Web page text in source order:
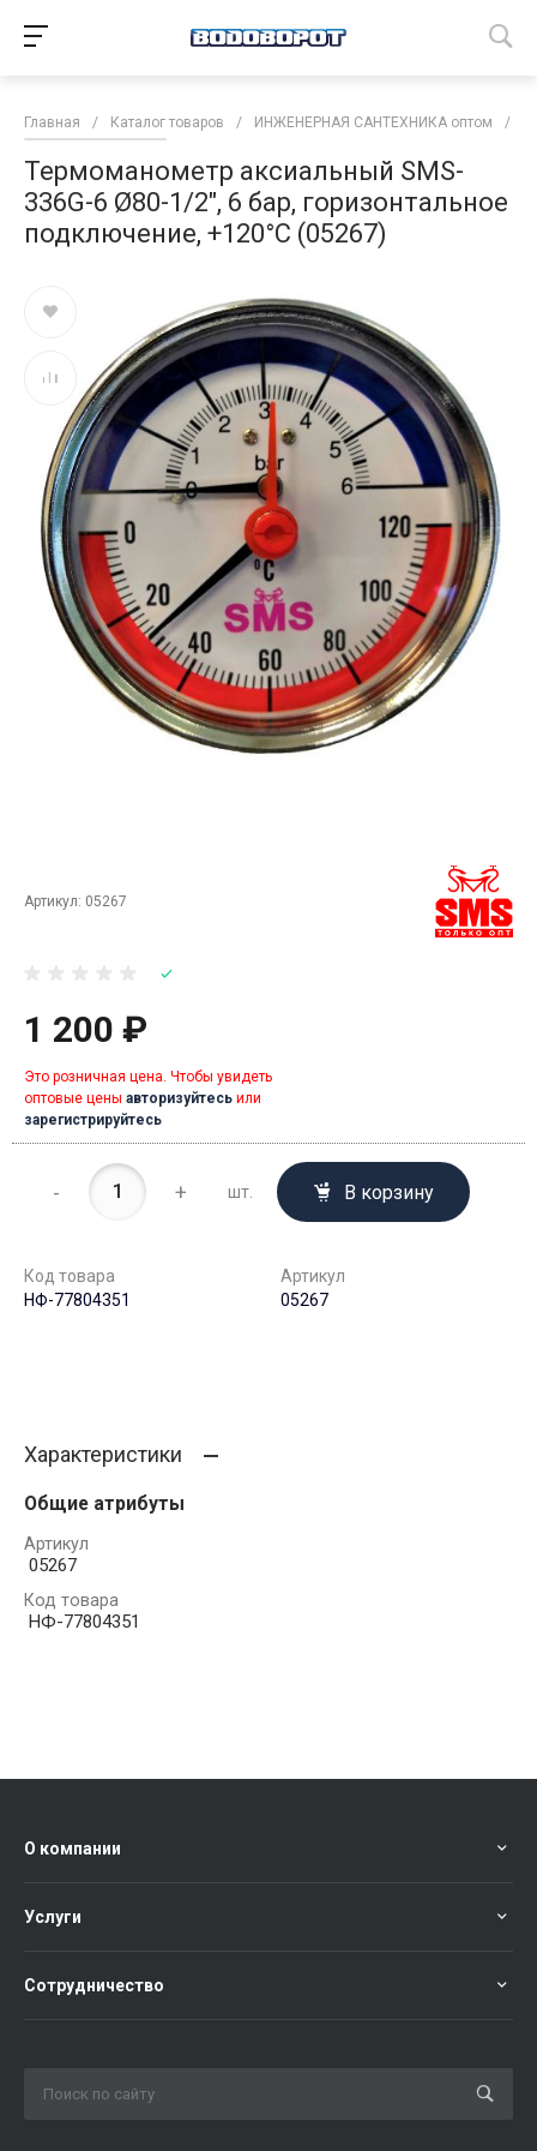
Главная / Каталог товаров / ИНЖЕНЕРНАЯ САНТЕХНИКА оптом /
Термоманометр аксиальный SMS-
336G-6 Ø80-1/2", 6 бар, горизонтальное
подключение, +120°C (05267)
Артикул: 05267
1 200 ₽
Это розничная цена. Чтобы увидеть
оптовые цены авторизуйтесь или
зарегистрируйтесь
- + шт. В корзину
Код товара
НФ-77804351
Артикул
05267
Характеристики
Общие атрибуты
Артикул
05267
Код товара
НФ-77804351
О компании
Услуги
Сотрудничество